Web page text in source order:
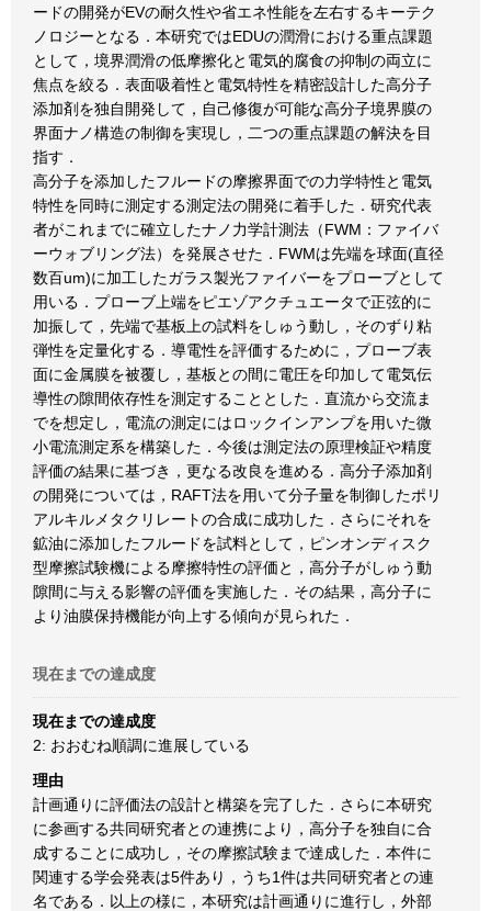
ードの開発がEVの耐久性や省エネ性能を左右するキーテク
ノロジーとなる．本研究ではEDUの潤滑における重点課題
として，境界潤滑の低摩擦化と電気的腐食の抑制の両立に
焦点を絞る．表面吸着性と電気特性を精密設計した高分子
添加剤を独自開発して，自己修復が可能な高分子境界膜の
界面ナノ構造の制御を実現し，二つの重点課題の解決を目
指す．
高分子を添加したフルードの摩擦界面での力学特性と電気
特性を同時に測定する測定法の開発に着手した．研究代表
者がこれまでに確立したナノ力学計測法（FWM：ファイバ
ーウォブリング法）を発展させた．FWMは先端を球面(直径
数百um)に加工したガラス製光ファイバーをプローブとして
用いる．プローブ上端をピエゾアクチュエータで正弦的に
加振して，先端で基板上の試料をしゅう動し，そのずり粘
弾性を定量化する．導電性を評価するために，プローブ表
面に金属膜を被覆し，基板との間に電圧を印加して電気伝
導性の隙間依存性を測定することとした．直流から交流ま
でを想定し，電流の測定にはロックインアンプを用いた微
小電流測定系を構築した．今後は測定法の原理検証や精度
評価の結果に基づき，更なる改良を進める．高分子添加剤
の開発については，RAFT法を用いて分子量を制御したポリ
アルキルメタクリレートの合成に成功した．さらにそれを
鉱油に添加したフルードを試料として，ピンオンディスク
型摩擦試験機による摩擦特性の評価と，高分子がしゅう動
隙間に与える影響の評価を実施した．その結果，高分子に
より油膜保持機能が向上する傾向が見られた．
現在までの達成度
現在までの達成度
2: おおむね順調に進展している
理由
計画通りに評価法の設計と構築を完了した．さらに本研究
に参画する共同研究者との連携により，高分子を独自に合
成することに成功し，その摩擦試験まで達成した．本件に
関連する学会発表は5件あり，うち1件は共同研究者との連
名である．以上の様に，本研究は計画通りに進行し，外部